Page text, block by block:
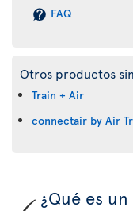
FAQ
Otros productos
Train + Air
connectair by Air
¿Qué es